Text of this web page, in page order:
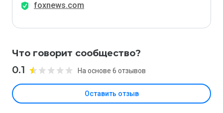
foxnews.com
Что говорит сообщество?
0.1 На основе 6 отзывов
Оставить отзыв